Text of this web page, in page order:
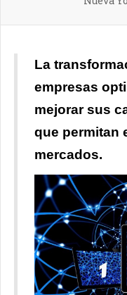
La
empresas
mejorar sus
que permitan
mercados.